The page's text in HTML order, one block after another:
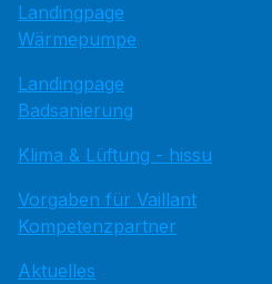
Landingpage
Wärmepumpe
Landingpage
Badsanierung
Klima & Lüftung - hissu
Vorgaben für Vaillant
Kompetenzpartner
Aktuelles